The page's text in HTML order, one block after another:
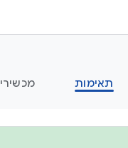
תאימות מכשירי Android